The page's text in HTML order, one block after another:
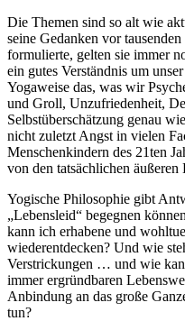
Die Themen sind so alt wie
seine Gedanken vor
formulierte, gelten sie immer
ein gutes Verständnis um
Yogaweise das, was wir
und Groll, Unzufriedenheit,
Selbstüberschätzung genau
nicht zuletzt Angst in vielen
Menschenkindern des 21ten
von den tatsächlichen äußeren
Yogische Philosophie gibt
„Lebensleid“ begegnen
kann ich erhabene und
wiederentdecken? Und wie
Verstrickungen … und wie
immer ergründbaren
Anbindung an das große
tun?